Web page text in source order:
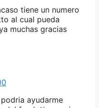
tiene un numero
al cual pueda
muchas gracias
ayudarme